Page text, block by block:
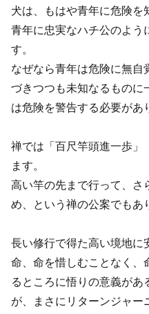
犬は、もはや青年に危険を
青年に忠実なハチ公のよう
す。
なぜなら青年は危険に無自
づきつつも未知なるものに
は危険を警告する必要があ
禅では「百尺竿頭進一歩」
ます。
高い竿の先まで行って、さ
め、という禅の公案でもあ
長い修行で得た高い境地に
命、命を惜しむことなく、
るところに悟りの意義があ
が、まさにリターンジャー